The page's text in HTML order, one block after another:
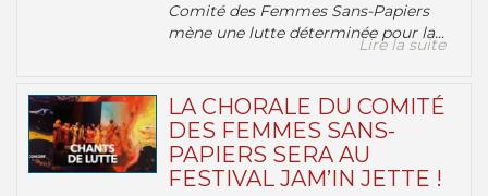
Comité des Femmes Sans-Papiers
mène une lutte déterminée pour la...
Lire la suite
LA CHORALE DU COMITÉ
DES FEMMES SANS-
PAPIERS SERA AU
FESTIVAL JAM’IN JETTE !